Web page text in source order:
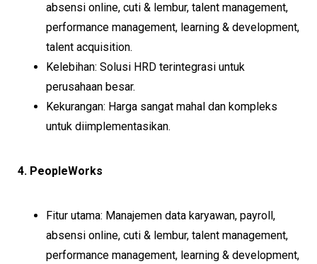
absensi online, cuti & lembur, talent management,
performance management, learning & development,
talent acquisition.
Kelebihan: Solusi HRD terintegrasi untuk
perusahaan besar.
Kekurangan: Harga sangat mahal dan kompleks
untuk diimplementasikan.
4. PeopleWorks
Fitur utama: Manajemen data karyawan, payroll,
absensi online, cuti & lembur, talent management,
performance management, learning & development,